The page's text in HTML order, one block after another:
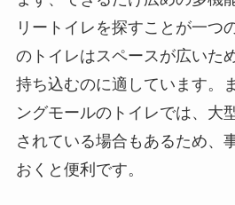
リートイレを探すことが一つ
のトイレはスペースが広いた
持ち込むのに適しています。
ングモールのトイレでは、大
されている場合もあるため、
おくと便利です。